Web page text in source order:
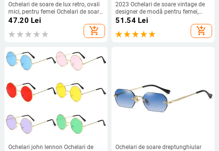
Ochelari de soare de lux retro, ovali
mici, pentru femei Ochelari de soare
cu gradient de modă Ochelari de
soare punk pentru bărbați Ochelari
de designer de marcă de lux UV400
47.20 Lei
add_shopping_cart
2023 Ochelari de soare vintage de
designer de modă pentru femei,
bărbați, nuanțe cu raze, oglindă de
petrecere, ochelari de soare, top
sexy, ochelari de lux în aer liber
51.54Lei
add_shopping_cart
Ochelari john lennon Ochelari de
Ochelari de soare dreptunghiular